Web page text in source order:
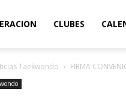
CLUBES
Taekwondo FIRMA